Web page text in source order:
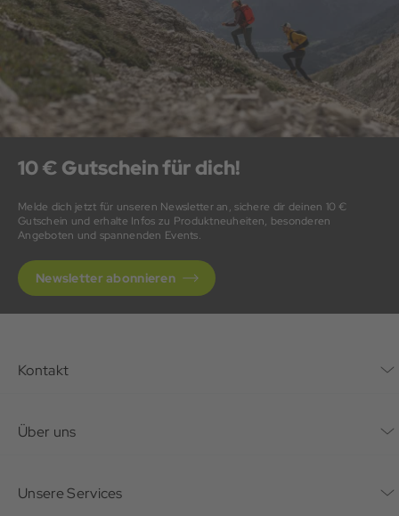
10 € Gutschein für dich!
Melde dich jetzt für unseren Newsletter an, sichere dir deinen 10 €
Gutschein und erhalte Infos zu Produktneuheiten, besonderen
Angeboten und spannenden Events.
Newsletter abonnieren
Kontakt
Über uns
Unsere Services